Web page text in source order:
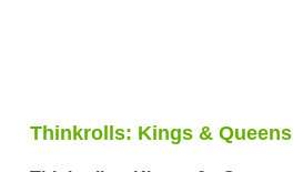
Thinkrolls: Kings & Queens